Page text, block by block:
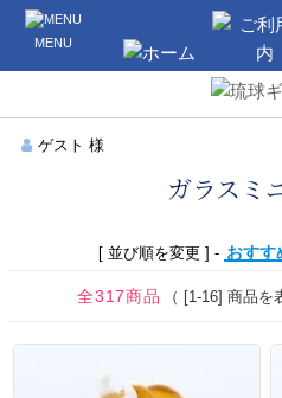
沖縄のギフト・引き
ギフト
ゲスト 様
ガラスミ
[ 並び順を変更 ] - おすす
全317商品 （ [1-16] 商品を
ご利用
MENU